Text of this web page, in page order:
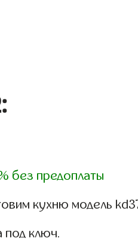
без предоплаты
кухню модель
под ключ.